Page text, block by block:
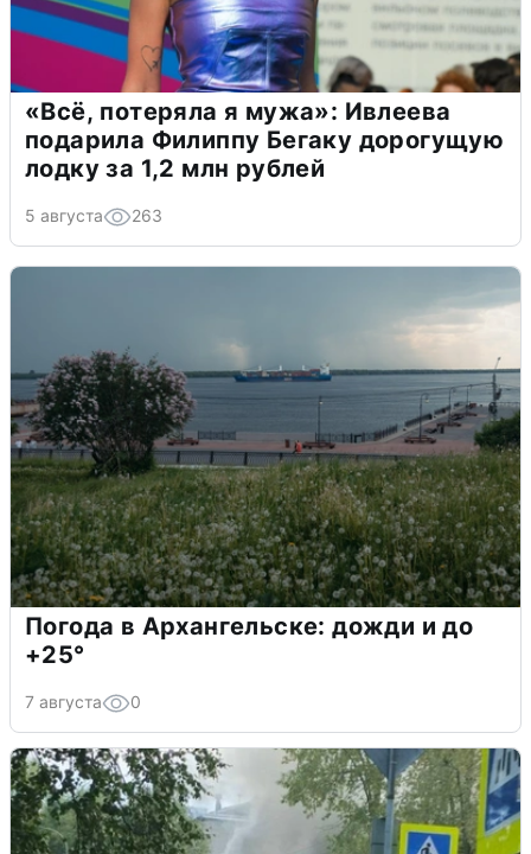
«Всё, потеряла я мужа»: Ивлеева
подарила Филиппу Бегаку дорогущую
лодку за 1,2 млн рублей
5 августа 263
Погода в Архангельске: дожди и до
+25°
7 августа 0